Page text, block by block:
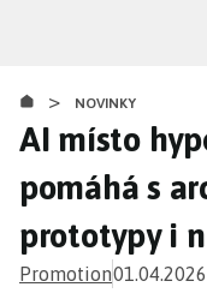
obsahu
> NOVINKY
AI místo
pomáhá s
prototypy i
Promotion01.04.2026